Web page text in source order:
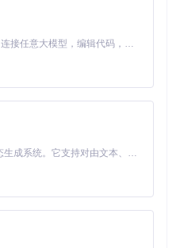
片组、显卡型号等关键信息。
确保硬件信息的准确性。
硬件信息与内置的黑苹果兼容
数万条配置案例，能准确判断
会自动匹配ACPI补丁、内核扩
置文件的风险。
参数转化为直观的图形界面，
Claude Code 的开源替代方案。连接任意大模型，编辑代码，运行命令，自动验证 — 全自动执行。用 Rust 构建，极致性能。 ｜ An open-source alternative to Claude Code. Connect any LLM, edit code, run commands, and verify changes — autonomously. Built in Rust for speed. Get Started
MiniMax H3 是一个通用的全模态生成系统。它支持对由文本、图像、视频和音频组成的多模态上下文进行统一理解，并能生成分辨率高达 2K、时长可达 15 秒的带原生立体声音频的视频。得益于面向任务泛化的系统设计，H3 在预训练阶段就已具备广泛的多模态上下文理解与生成能力，能够出色地执行复杂的多模态指令。